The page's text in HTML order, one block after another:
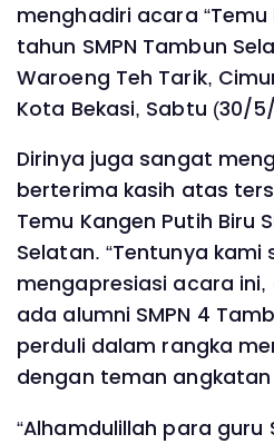
menghadiri acara “Temu
tahun SMPN Tambun
Waroeng Teh Tarik,
Kota Bekasi, Sabtu (30/
Dirinya juga sangat
berterima kasih atas
Temu Kangen Putih Biru
Selatan. “Tentunya kami
mengapresiasi acara
ada alumni SMPN 4
perduli dalam rangka
dengan teman angkatan
“Alhamdulillah para guru